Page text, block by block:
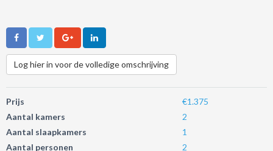
Log hier in voor de volledige omschrijving
Prijs
€1.375
Aantal kamers
2
Aantal slaapkamers
1
Aantal personen
2